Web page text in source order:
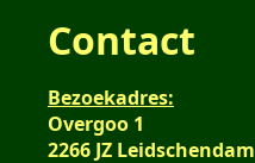
Contact
Bezoekadres:
Overgoo 1
2266 JZ Leidschendam